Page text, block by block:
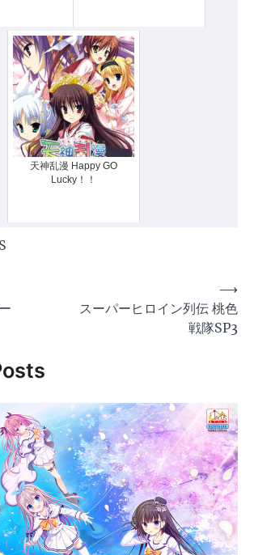
天神乱漫 Happy GO
Lucky！！
スーパーヒロイン列伝 桃色
戦隊SP3
⟶